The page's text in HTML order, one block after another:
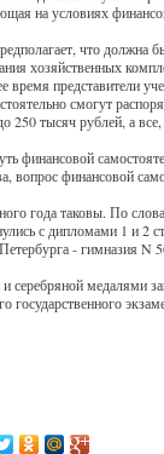
на условиях
что должна
хозяйственных
время представители
смогут
250 тысяч рублей, а
финансовой
вопрос финансовой
года таковы. По
с дипломами 1 и 2
Петербурга - гимназия
серебряной медалями
государственного